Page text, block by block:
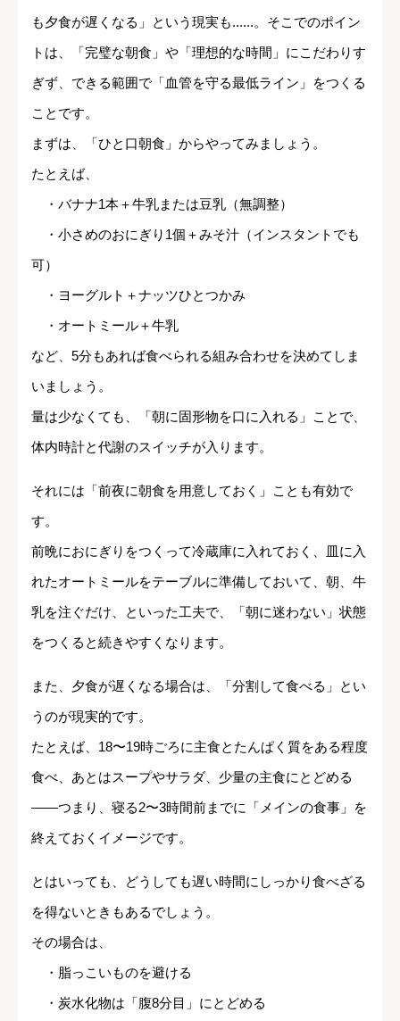
も夕食が遅くなる」という現実も......。そこでのポイン
トは、「完璧な朝食」や「理想的な時間」にこだわりす
ぎず、できる範囲で「血管を守る最低ライン」をつくる
ことです。
まずは、「ひと口朝食」からやってみましょう。
たとえば、
・バナナ1本＋牛乳または豆乳（無調整）
・小さめのおにぎり1個＋みそ汁（インスタントでも
可）
・ヨーグルト＋ナッツひとつかみ
・オートミール＋牛乳
など、5分もあれば食べられる組み合わせを決めてしま
いましょう。
量は少なくても、「朝に固形物を口に入れる」ことで、
体内時計と代謝のスイッチが入ります。
それには「前夜に朝食を用意しておく」ことも有効で
す。
前晩におにぎりをつくって冷蔵庫に入れておく、皿に入
れたオートミールをテーブルに準備しておいて、朝、牛
乳を注ぐだけ、といった工夫で、「朝に迷わない」状態
をつくると続きやすくなります。
また、夕食が遅くなる場合は、「分割して食べる」とい
うのが現実的です。
たとえば、18〜19時ごろに主食とたんぱく質をある程度
食べ、あとはスープやサラダ、少量の主食にとどめる
――つまり、寝る2〜3時間前までに「メインの食事」を
終えておくイメージです。
とはいっても、どうしても遅い時間にしっかり食べざる
を得ないときもあるでしょう。
その場合は、
・脂っこいものを避ける
・炭水化物は「腹8分目」にとどめる